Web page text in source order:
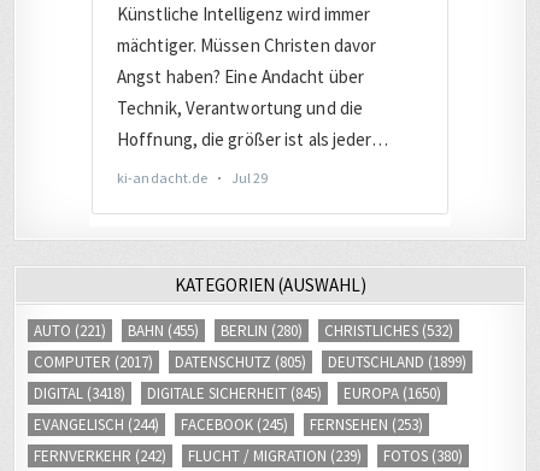
KATEGORIEN (AUSWAHL)
AUTO (221) BAHN (455) BERLIN (280) CHRISTLICHES (532)
COMPUTER (2017) DATENSCHUTZ (805) DEUTSCHLAND (1899)
DIGITAL (3418) DIGITALE SICHERHEIT (845) EUROPA (1650)
EVANGELISCH (244) FACEBOOK (245) FERNSEHEN (253)
FERNVERKEHR (242) FLUCHT / MIGRATION (239) FOTOS (380)